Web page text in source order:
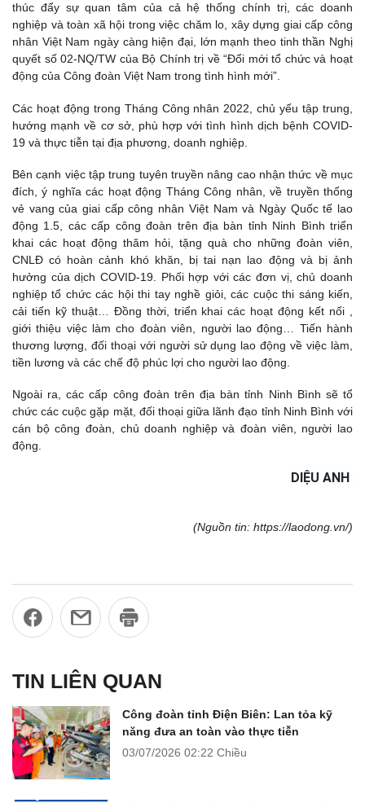
thúc đẩy sự quan tâm của cả hệ thống chính trị, các doanh
nghiệp và toàn xã hội trong việc chăm lo, xây dựng giai cấp công
nhân Việt Nam ngày càng hiện đại, lớn mạnh theo tinh thần Nghị
quyết số 02-NQ/TW của Bộ Chính trị về “Đổi mới tổ chức và hoạt
động của Công đoàn Việt Nam trong tình hình mới”.
Các hoạt động trong Tháng Công nhân 2022, chủ yếu tập trung,
hướng mạnh về cơ sở, phù hợp với tình hình dịch bệnh COVID-
19 và thực tiễn tại địa phương, doanh nghiệp.
Bên cạnh việc tập trung tuyên truyền nâng cao nhận thức về mục
đích, ý nghĩa các hoạt động Tháng Công nhân, về truyền thống
vẻ vang của giai cấp công nhân Việt Nam và Ngày Quốc tế lao
động 1.5, các cấp công đoàn trên địa bàn tỉnh Ninh Bình triển
khai các hoạt động thăm hỏi, tặng quà cho những đoàn viên,
CNLĐ có hoàn cảnh khó khăn, bị tai nạn lao động và bị ảnh
hưởng của dịch COVID-19. Phối hợp với các đơn vị, chủ doanh
nghiệp tổ chức các hội thi tay nghề giỏi, các cuộc thi sáng kiến,
cải tiến kỹ thuật… Đồng thời, triển khai các hoạt động kết nối ,
giới thiệu việc làm cho đoàn viên, người lao động… Tiến hành
thương lượng, đối thoại với người sử dụng lao động về việc làm,
tiền lương và các chế độ phúc lợi cho người lao động.
Ngoài ra, các cấp công đoàn trên địa bàn tỉnh Ninh Bình sẽ tổ
chức các cuộc gặp mặt, đối thoại giữa lãnh đạo tỉnh Ninh Bình với
cán bộ công đoàn, chủ doanh nghiệp và đoàn viên, người lao
động.
DIỆU ANH
(Nguồn tin: https://laodong.vn/)
TIN LIÊN QUAN
Công đoàn tỉnh Điện Biên: Lan tỏa kỹ
năng đưa an toàn vào thực tiễn
03/07/2026 02:22 Chiều